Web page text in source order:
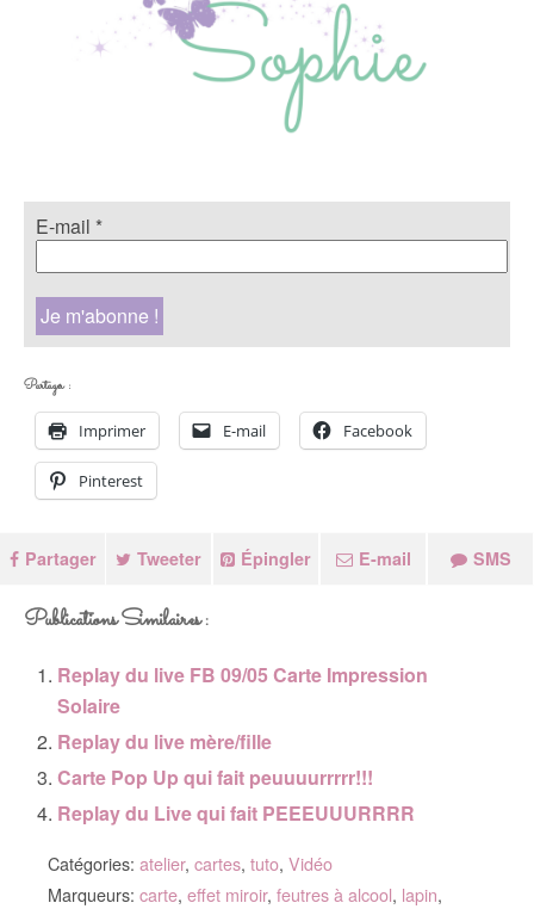
E-mail *
Partager :
Imprimer E-mail Facebook
Pinterest
Partager Tweeter Épingler E-mail SMS
Publications Similaires :
Replay du live FB 09/05 Carte Impression
Solaire
Replay du live mère/fille
Carte Pop Up qui fait peuuuurrrrr!!!
Replay du Live qui fait PEEEUUURRRR
Catégories: atelier, cartes, tuto, Vidéo
Marqueurs: carte, effet miroir, feutres à alcool, lapin,